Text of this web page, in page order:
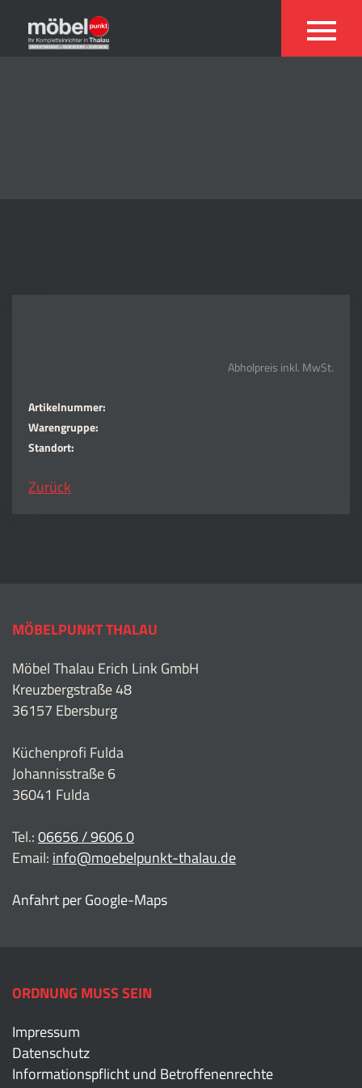
Abholpreis inkl. MwSt.
Artikelnummer:
Warengruppe:
Standort:
Zurück
MÖBELPUNKT THALAU
Möbel Thalau Erich Link GmbH
Kreuzbergstraße 48
36157 Ebersburg
Küchenprofi Fulda
Johannisstraße 6
36041 Fulda
Tel.:06656 / 9606 0
Email: info@moebelpunkt-thalau.de
Anfahrt per Google-Maps
ORDNUNG MUSS SEIN
Impressum
Datenschutz
Informationspflicht und Betroffenenrechte